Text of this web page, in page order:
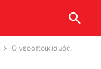
Ο νεοαποικισμός,